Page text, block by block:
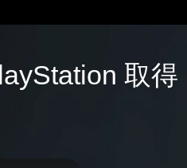
取得